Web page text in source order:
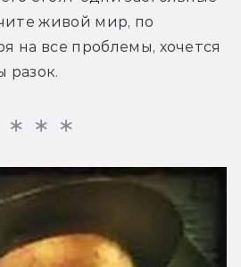
живой мир, по
на все проблемы, хочется
разок.